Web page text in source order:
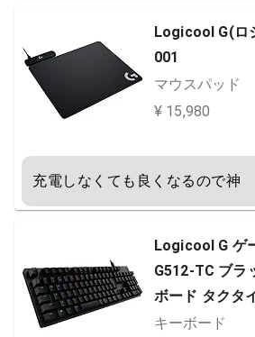
Logicool G(ロ
001
マウスパッド
¥ 15,980
充電しなくても良くなるので神
Logicool G ゲ
G512-TC ブラ
ボード タクタ
HTSYNC RGB
キーボード